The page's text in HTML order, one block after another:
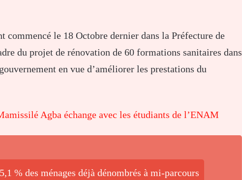
commencé le 18 Octobre dernier dans la Préfecture de
du projet de rénovation de 60 formations sanitaires dans
en vue d’améliorer les prestations du
Agba échange avec les étudiants de l’ENAM
% des ménages déjà dénombrés à mi-parcours